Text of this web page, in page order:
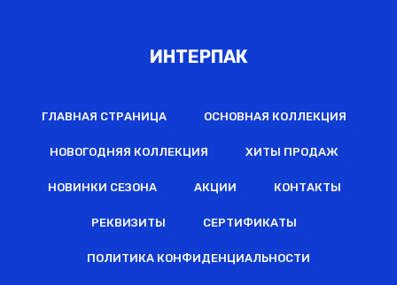
ИНТЕРПАК
ГЛАВНАЯ СТРАНИЦА ОСНОВНАЯ КОЛЛЕКЦИЯ
НОВОГОДНЯЯ КОЛЛЕКЦИЯ ХИТЫ ПРОДАЖ
НОВИНКИ СЕЗОНА АКЦИИ КОНТАКТЫ
РЕКВИЗИТЫ СЕРТИФИКАТЫ
ПОЛИТИКА КОНФИДЕНЦИАЛЬНОСТИ